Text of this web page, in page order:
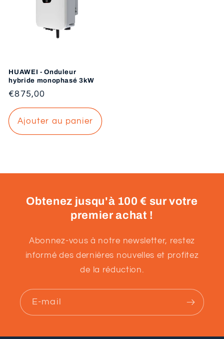
HUAWEI - Onduleur
hybride monophasé 3kW
Prix
habituel
€875,00
Ajouter au panier
Obtenez jusqu'à 100 € sur votre
premier achat !
Abonnez-vous à notre newsletter, restez
informé des dernières nouvelles et profitez
de la réduction.
E-mail